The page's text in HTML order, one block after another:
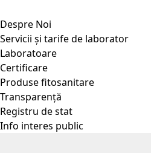
Despre Noi
Servicii și tarife de laborator
Laboratoare
Certificare
Produse fitosanitare
Transparență
Registru de stat
Info interes public